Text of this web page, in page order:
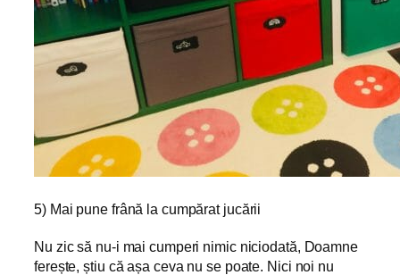
5) Mai pune frână la cumpărat jucării
Nu zic să nu-i mai cumperi nimic niciodată, Doamne
ferește, știu că așa ceva nu se poate. Nici noi nu